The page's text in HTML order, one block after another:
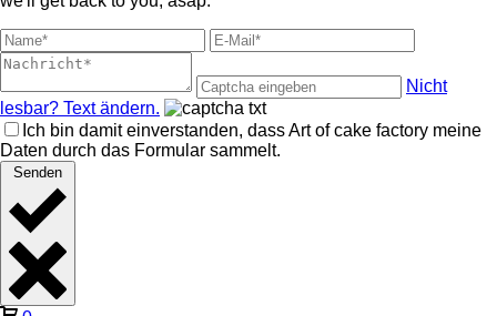
Nicht
lesbar? Text ändern.
Ich bin damit einverstanden, dass Art of cake factory meine
Daten durch das Formular sammelt.
Senden